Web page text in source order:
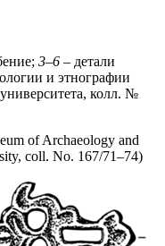
3–6 – детали
и этнографии
колл. №
of Archaeology and
coll. No. 167/71–74)